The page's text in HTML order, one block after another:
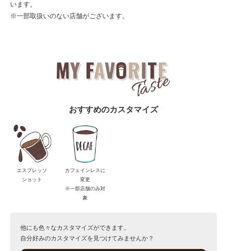
います。
※一部取扱いのない店舗がございます。
おすすめのカスタマイズ
エスプレッソ
ショット
カフェインレスに
変更
※一部店舗のみ対
象
他にも色々なカスタマイズができます。
自分好みのカスタマイズを見つけてみませんか？